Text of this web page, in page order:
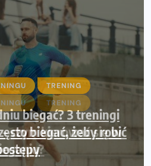
TRENING
biegać? 3 treningi
biegać, żeby robić